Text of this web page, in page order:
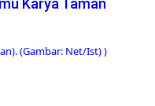
Karya Taman